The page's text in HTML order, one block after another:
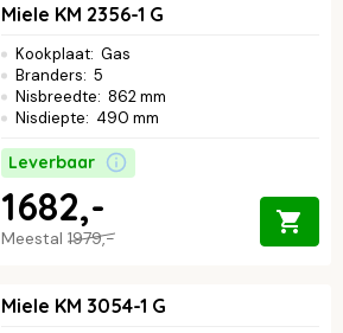
Miele KM 2356-1 G
Kookplaat: Gas
Branders: 5
Nisbreedte: 862 mm
Nisdiepte: 490 mm
Leverbaar
Meestal 1979,-
1682,-
Miele KM 3054-1 G